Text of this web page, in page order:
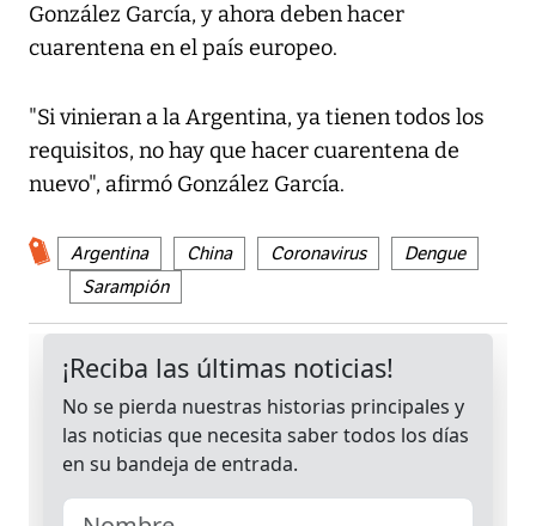
González García, y ahora deben hacer
cuarentena en el país europeo.
"Si vinieran a la Argentina, ya tienen todos los
requisitos, no hay que hacer cuarentena de
nuevo", afirmó González García.
Argentina China Coronavirus
Dengue
Sarampión